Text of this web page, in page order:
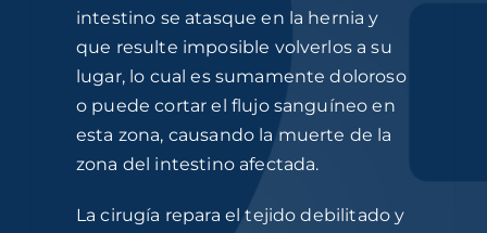
intestino se atasque en la hernia y
que resulte imposible volverlos a su
lugar, lo cual es sumamente doloroso
o puede cortar el flujo sanguíneo en
esta zona, causando la muerte de la
zona del intestino afectada.
La cirugía repara el tejido debilitado y